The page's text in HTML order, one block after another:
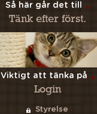
Så här går det till
Tänk efter först.
Viktigt att tänka på
Login
Styrelse